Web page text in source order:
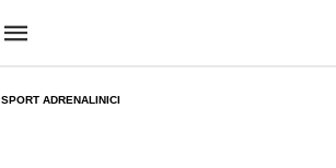
SPORT ADRENALINICI